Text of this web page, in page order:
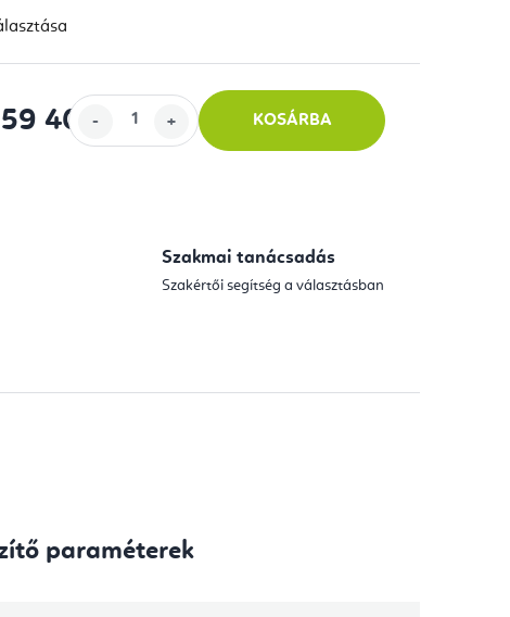
400 -tól KOSÁRBA
Szakmai tanácsadás
Szakértői segítség a választásban
paraméterek